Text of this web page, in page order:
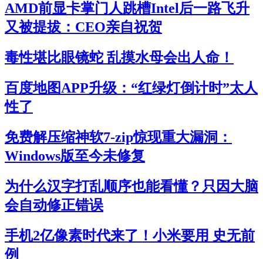
AMD前显卡掌门人跳槽Intel后一路飞升
又被提拔：CEO亲自祝贺
毒性堪比眼镜蛇 乱摸水母会出人命！
百度地图APP升级：“红绿灯倒计时”太人
性了
免费解压缩神软7-zip惊现重大漏洞：
Windows版至今未修复
为什么汉字打乱顺序也能看懂？只因大脑
会自动修正错误
手机2亿像素时代来了！小米要用 史无前
例